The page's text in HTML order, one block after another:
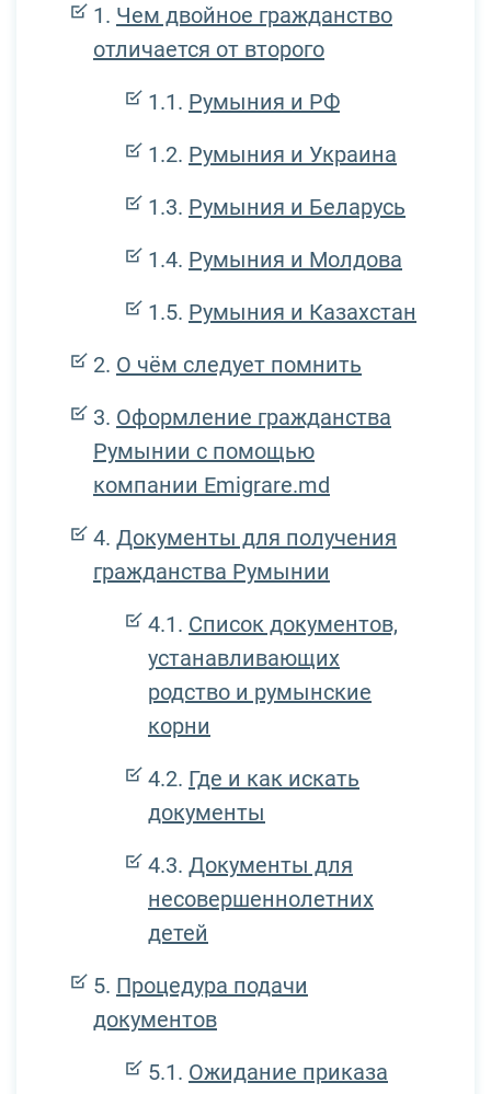
Чем двойное гражданство
отличается от второго
Румыния и РФ
Румыния и Украина
Румыния и Беларусь
Румыния и Молдова
Румыния и Казахстан
О чём следует помнить
Оформление гражданства
Румынии с помощью
компании Emigrare.md
Документы для получения
гражданства Румынии
Список документов,
устанавливающих
родство и румынские
корни
Где и как искать
документы
Документы для
несовершеннолетних
детей
Процедура подачи
документов
Ожидание приказа